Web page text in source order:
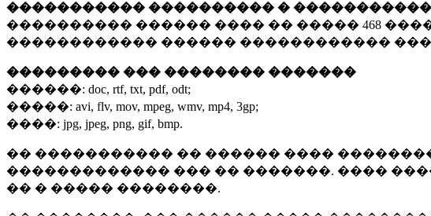
����������� ���������� �
���������� ������ ���� �� ����� 468
������������ ������ ������������
��������� ��� �������� �������
������: doc, rtf, txt, pdf, odt;
�����: avi, flv, mov, mpeg, wmv, mp4, 3gp;
����: jpg, jpeg, png, gif, bmp.
�� ����������� �� ������ ����
������������� ��� �� �������. ����
�� � ����� ��������.